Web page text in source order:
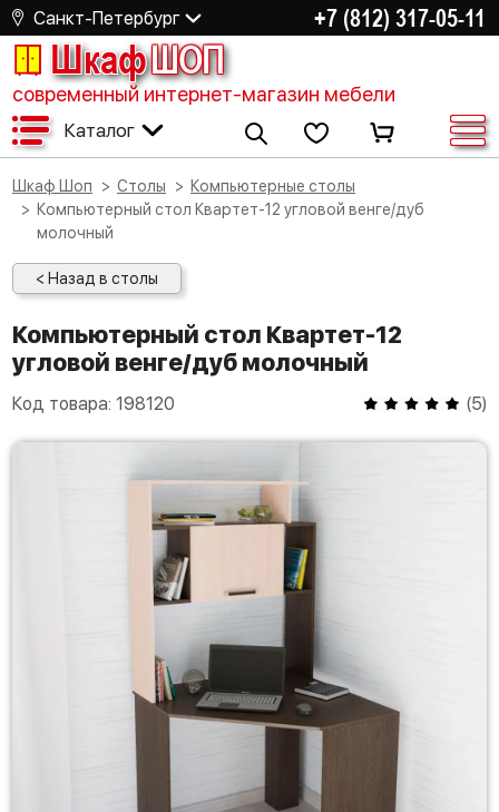
Санкт-Петербург +7 (812) 317-05-11
ШкафШОП
современный интернет-магазин мебели
Каталог
Шкаф Шоп Столы
Компьютерные столы
Компьютерный стол Квартет-12 угловой венге/дуб
молочный
< Назад в столы
Компьютерный стол Квартет-12
угловой венге/дуб молочный
Код товара: 198120 (5)